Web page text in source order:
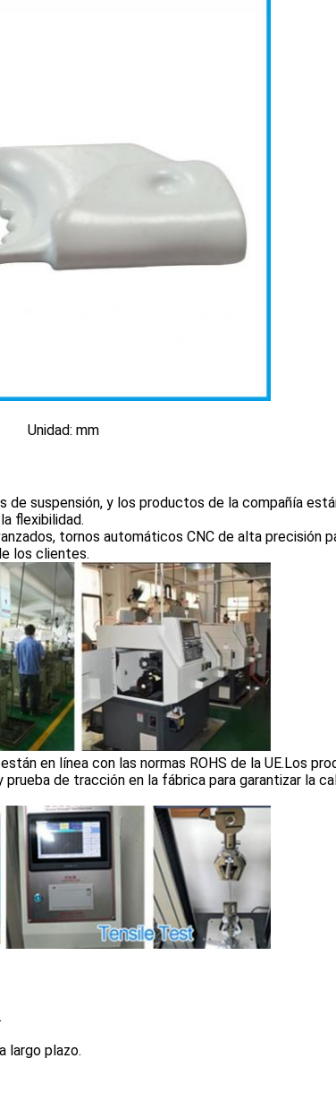
Unidad: mm
de suspensión, y los productos de la compañía
flexibilidad.
tornos automáticos CNC de alta precisión
los clientes.
en línea con las normas ROHS de la UE.Los
de tracción en la fábrica para garantizar la
largo plazo.